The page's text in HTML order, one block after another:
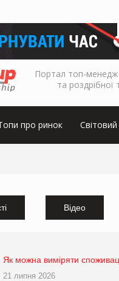
Портал топ-
та роздрібної
про ринок Світовий
Відео
Як можна виміряти
21 липня 2026